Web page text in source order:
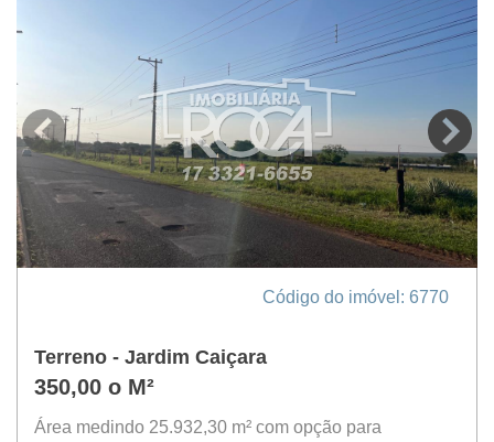
Código do imóvel: 6770
Terreno - Jardim Caiçara
350,00 o M²
Área medindo 25.932,30 m² com opção para